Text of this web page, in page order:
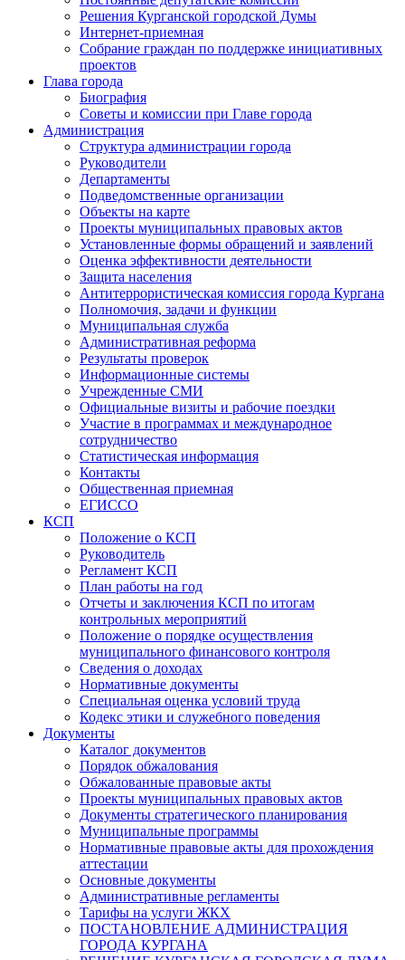
Решения Курганской городской Думы
Интернет-приемная
Собрание граждан по поддержке инициативных
проектов
Глава города
Биография
Советы и комиссии при Главе города
Администрация
Структура администрации города
Руководители
Департаменты
Подведомственные организации
Объекты на карте
Проекты муниципальных правовых актов
Установленные формы обращений и заявлений
Оценка эффективности деятельности
Защита населения
Антитеррористическая комиссия города Кургана
Полномочия, задачи и функции
Муниципальная служба
Административная реформа
Результаты проверок
Информационные системы
Учрежденные СМИ
Официальные визиты и рабочие поездки
Участие в программах и международное
сотрудничество
Статистическая информация
Контакты
Общественная приемная
ЕГИССО
КСП
Положение о КСП
Руководитель
Регламент КСП
План работы на год
Отчеты и заключения КСП по итогам
контрольных мероприятий
Положение о порядке осуществления
муниципального финансового контроля
Сведения о доходах
Нормативные документы
Специальная оценка условий труда
Кодекс этики и служебного поведения
Документы
Каталог документов
Порядок обжалования
Обжалованные правовые акты
Проекты муниципальных правовых актов
Документы стратегического планирования
Муниципальные программы
Нормативные правовые акты для прохождения
аттестации
Основные документы
Административные регламенты
Тарифы на услуги ЖКХ
ПОСТАНОВЛЕНИЕ АДМИНИСТРАЦИЯ
ГОРОДА КУРГАНА